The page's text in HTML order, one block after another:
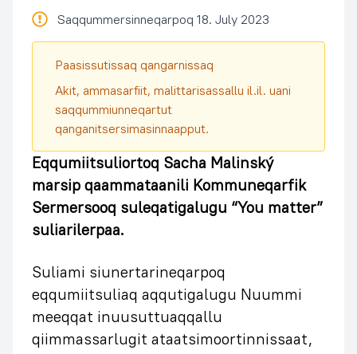
Saqqummersinneqarpoq 18. July 2023
Paasissutissaq qangarnissaq
Akit, ammasarfiit, malittarisassallu il.il. uani
saqqummiunneqartut
qanganitsersimasinnaapput.
Eqqumiitsuliortoq Sacha Malinský
marsip qaammataanili Kommuneqarfik
Sermersooq suleqatigalugu “You matter”
suliarilerpaa.
Suliami siunertarineqarpoq
eqqumiitsuliaq aqqutigalugu Nuummi
meeqqat inuusuttuaqqallu
qiimmassarlugit ataatsimoortinnissaat,